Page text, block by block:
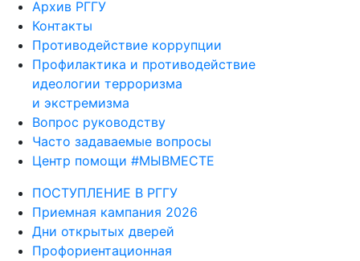
Архив РГГУ
Контакты
Противодействие коррупции
Профилактика и противодействие
идеологии терроризма
и экстремизма
Вопрос руководству
Часто задаваемые вопросы
Центр помощи #МЫВМЕСТЕ
ПОСТУПЛЕНИЕ В РГГУ
Приемная кампания 2026
Дни открытых дверей
Профориентационная